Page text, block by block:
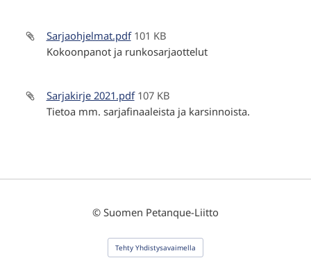
Sarjaohjelmat.pdf 101 KB
Kokoonpanot ja runkosarjaottelut
Sarjakirje 2021.pdf 107 KB
Tietoa mm. sarjafinaaleista ja karsinnoista.
© Suomen Petanque-Liitto
Tehty Yhdistysavaimella